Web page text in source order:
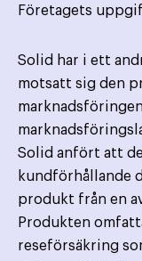
Företagets
Solid har i ett
motsatt sig den
Solid anfört att
kundförhållande
produkt från en
Produkten
reseförsäkring